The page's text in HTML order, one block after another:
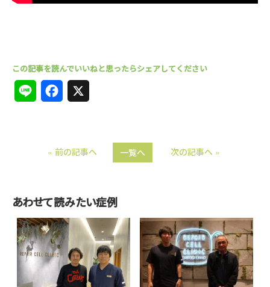
e
o
o
k
« 前の記事へ 一覧へ 次の記事へ »
あわせて読みたい症例